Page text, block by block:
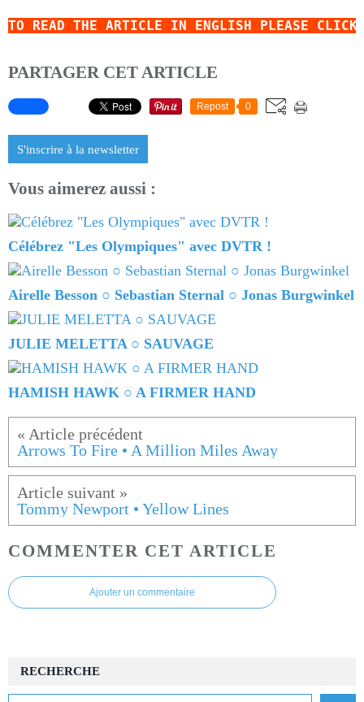
TO READ THE ARTICLE IN ENGLISH PLEASE
PARTAGER CET ARTICLE
Repost 0
S'inscrire à la newsletter
Vous aimerez aussi :
Célébrez "Les Olympiques" avec DVTR !
Airelle Besson ○ Sebastian Sternal ○ Jonas Burgwinkel
JULIE MELETTA ○ SAUVAGE
HAMISH HAWK ○ A FIRMER HAND
Arrows To Fire • A Million Miles Away
Tommy Newport • Yellow Lines
COMMENTER CET ARTICLE
Ajouter un commentaire
RECHERCHE